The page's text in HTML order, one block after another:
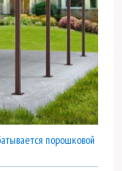
порошковой